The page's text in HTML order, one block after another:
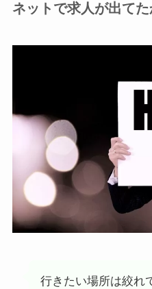
ネットで求人が出てた
行きたい場所は絞れ